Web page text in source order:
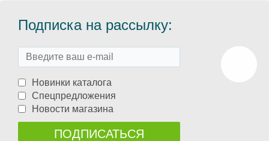
Подписка на рассылку:
Новинки каталога
Спецпредложения
Новости магазина